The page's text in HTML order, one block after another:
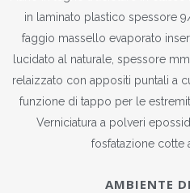
in laminato plastico spessore
faggio massello evaporato
lucidato al naturale, spessore
relaizzato con appositi puntali a
funzione di tappo per le
Verniciatura a polveri
fosfatazione cotte
AMBIENTE